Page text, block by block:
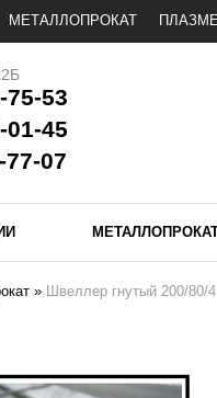
МЕТАЛЛОПРОКАТ
75-53
01-45
77-07
» Швеллер гнутый 200/80/